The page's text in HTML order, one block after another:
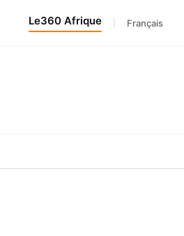
Le360 Afrique Français